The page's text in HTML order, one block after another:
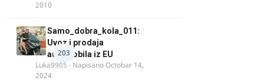
2010
203
Samo_dobra_kola_011:
Uvoz i prodaja
automobila iz EU
Luka9905 · NapisanoOctobar 14,
2024